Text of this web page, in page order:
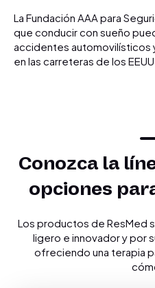
La Fundación AAA para
que conducir con sueño
accidentes
en las carreteras de los
Conozca la
opciones
Los productos de ResMed
ligero e innovador y por
ofreciendo una terapia